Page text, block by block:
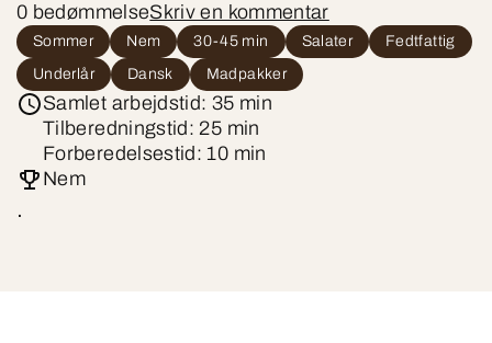
0 bedømmelseSkriv en kommentar
Sommer Nem 30-45 min Salater
Fedtfattig
Underlår
Dansk Madpakker
Samlet arbejdstid: 35 min
Tilberedningstid: 25 min
Forberedelsestid: 10 min
Nem
.